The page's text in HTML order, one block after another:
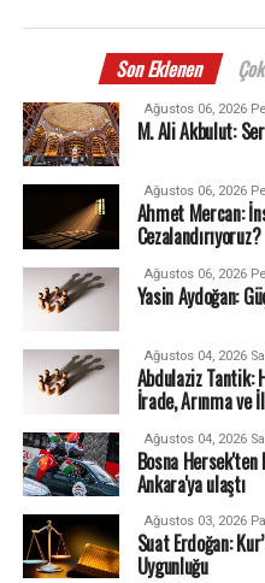
Son Eklenen
Ağustos 06, 2026
M. Ali Akbulut:
Ağustos 06, 2026
Ahmet Mercan:
Cezalandırıyoruz?
Ağustos 06, 2026
Yasin Aydoğan:
Ağustos 04, 2026
Abdulaziz Tantik:
İrade, Arınma ve
Ağustos 04, 2026
Bosna
Ankara'ya ulaştı
Ağustos 03, 2026
Suat Erdoğan:
Uygunluğu